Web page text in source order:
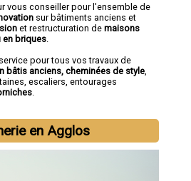
vous conseiller pour l'ensemble de
sur bâtiments anciens et
et restructuration de maisons
en briques
pour tous vos travaux de
bâtis anciens, cheminées de style
escaliers, entourages
en Agglos